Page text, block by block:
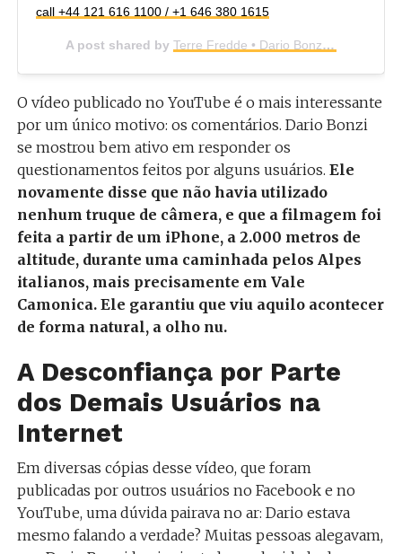
call +44 121 616 1100 / +1 646 380 1615
A post shared byTerre Fredde • Dario Bonzi Ph
O vídeo publicado no YouTube é o mais interessante
por um único motivo: os comentários. Dario Bonzi
se mostrou bem ativo em responder os
questionamentos feitos por alguns usuários. Ele
novamente disse que não havia utilizado
nenhum truque de câmera, e que a filmagem foi
feita a partir de um iPhone, a 2.000 metros de
altitude, durante uma caminhada pelos Alpes
italianos, mais precisamente em Vale
Camonica. Ele garantiu que viu aquilo acontecer
de forma natural, a olho nu.
A Desconfiança por Parte
dos Demais Usuários na
Internet
Em diversas cópias desse vídeo, que foram
publicadas por outros usuários no Facebook e no
YouTube, uma dúvida pairava no ar: Dario estava
mesmo falando a verdade? Muitas pessoas alegavam,